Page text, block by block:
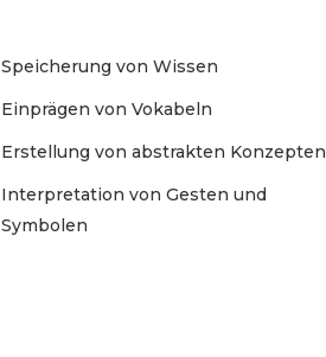
Speicherung von Wissen
Einprägen von Vokabeln
Erstellung von abstrakten Konzepten
Interpretation von Gesten und
Symbolen